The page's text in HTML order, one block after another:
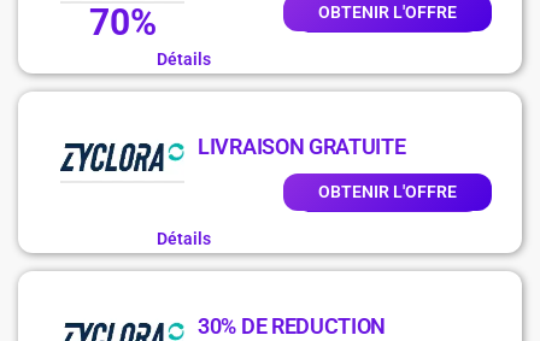
70% OBTENIR L'OFFRE
Détails
LIVRAISON GRATUITE
OBTENIR L'OFFRE
Détails
30% DE REDUCTION